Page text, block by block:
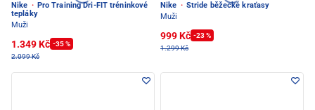
Nike · Pro Training Dri-FIT tréninkové
tepláky
Muži
1.349 Kč -35 %
2.099 Kč
Nike · Stride běžecké kraťasy
Muži
999 Kč -23 %
1.299 Kč